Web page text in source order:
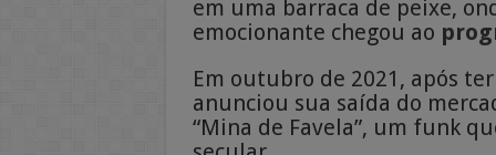
em uma barraca de peixe,
emocionante chegou ao
Em outubro de 2021, após
anunciou sua saída do
“Mina de Favela”, um funk